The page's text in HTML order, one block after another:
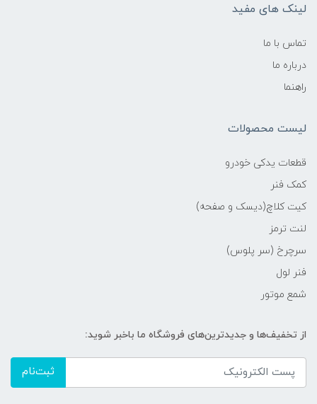
لینک های مفید
تماس با ما
درباره ما
راهنما
لیست محصولات
قطعات یدکی خودرو
کمک فنر
کیت کلاچ(دیسک و صفحه)
لنت ترمز
سرچرخ (سر پلوس)
فنر لول
شمع موتور
از تخفیف‌ها و جدیدترین‌های فروشگاه ما باخبر شوید:
ثبت‌نام